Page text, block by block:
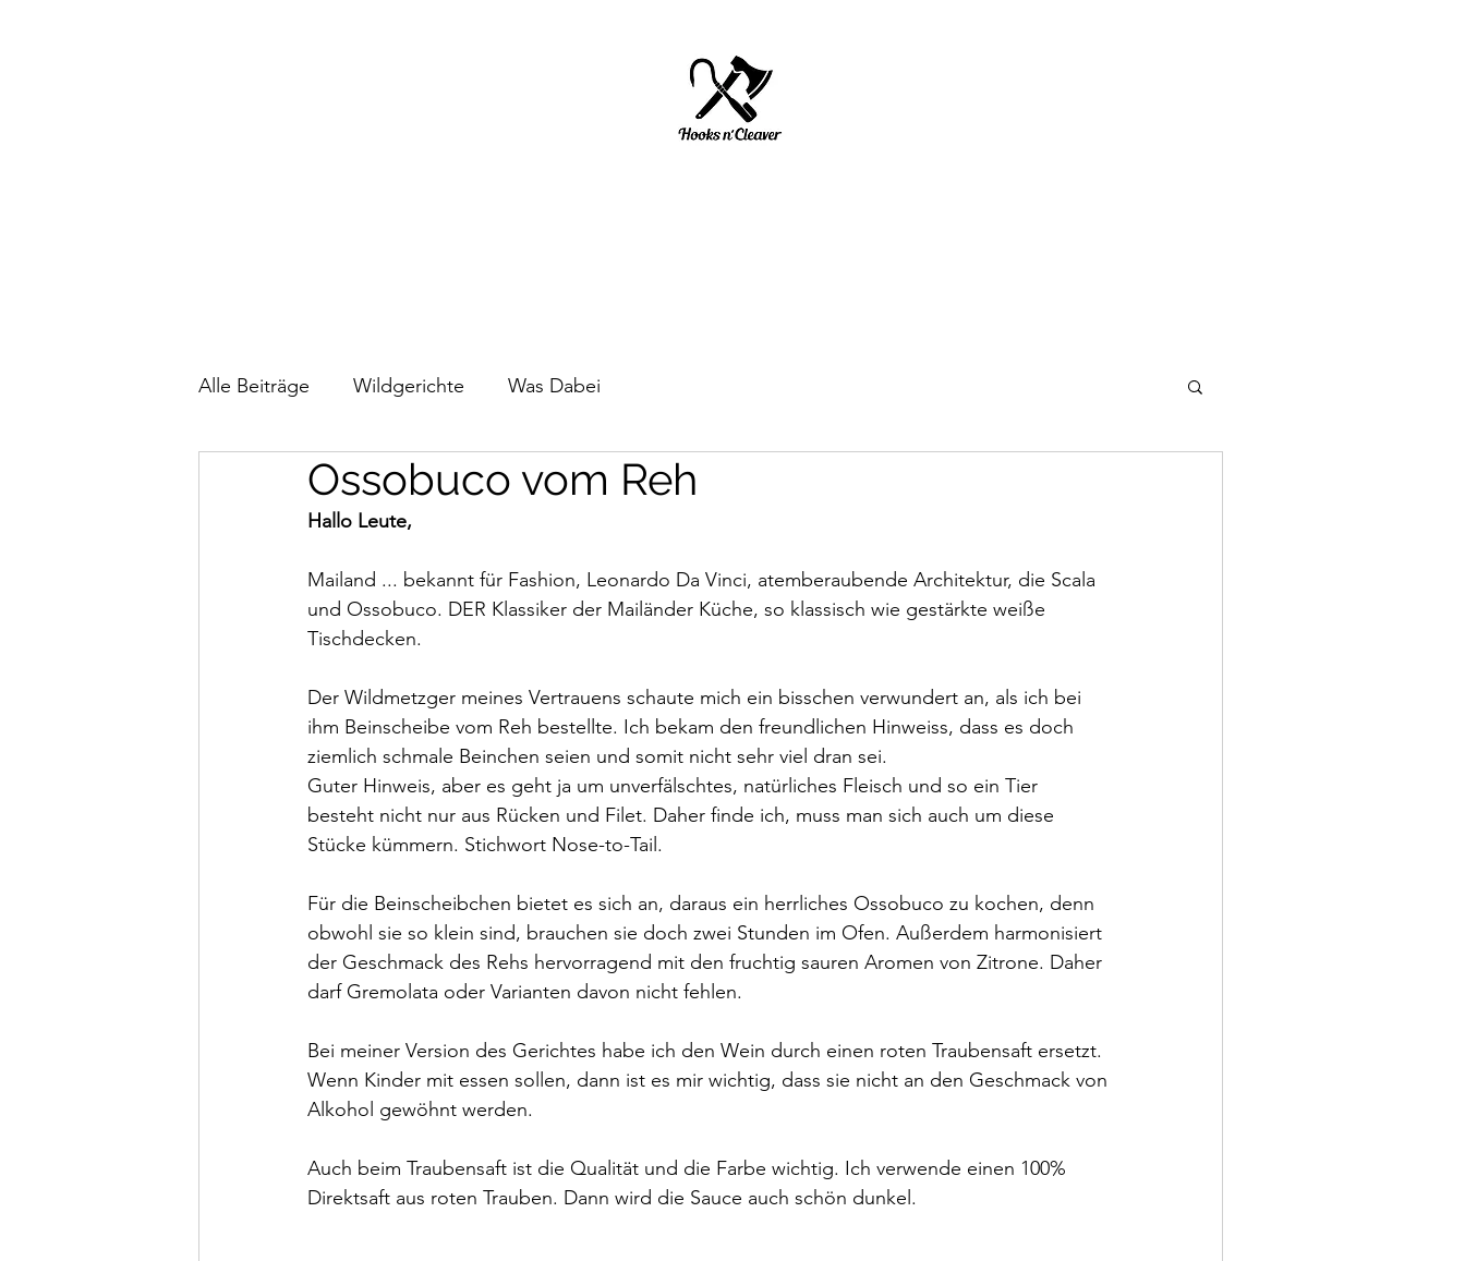
Alle Beiträge Wildgerichte Was Dabei
Ossobuco vom Reh
Hallo Leute,
Mailand ... bekannt für Fashion, Leonardo Da Vinci, atemberaubende Architektur, die Scala
und Ossobuco. DER Klassiker der Mailänder Küche, so klassisch wie gestärkte weiße
Tischdecken.
Der Wildmetzger meines Vertrauens schaute mich ein bisschen verwundert an, als ich bei
ihm Beinscheibe vom Reh bestellte. Ich bekam den freundlichen Hinweiss, dass es doch
ziemlich schmale Beinchen seien und somit nicht sehr viel dran sei.
Guter Hinweis, aber es geht ja um unverfälschtes, natürliches Fleisch und so ein Tier
besteht nicht nur aus Rücken und Filet. Daher finde ich, muss man sich auch um diese
Stücke kümmern. Stichwort Nose-to-Tail.
Für die Beinscheibchen bietet es sich an, daraus ein herrliches Ossobuco zu kochen, denn
obwohl sie so klein sind, brauchen sie doch zwei Stunden im Ofen. Außerdem harmonisiert
der Geschmack des Rehs hervorragend mit den fruchtig sauren Aromen von Zitrone. Daher
darf Gremolata oder Varianten davon nicht fehlen.
Bei meiner Version des Gerichtes habe ich den Wein durch einen roten Traubensaft ersetzt.
Wenn Kinder mit essen sollen, dann ist es mir wichtig, dass sie nicht an den Geschmack von
Alkohol gewöhnt werden.
Auch beim Traubensaft ist die Qualität und die Farbe wichtig. Ich verwende einen 100%
Direktsaft aus roten Trauben. Dann wird die Sauce auch schön dunkel.